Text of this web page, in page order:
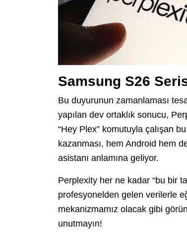
Samsung S26
Bu duyurunun zamanlaması
yapılan dev ortaklık sonucu,
“Hey Plex” komutuyla çalışan
kazanması, hem Android hem
asistanı anlamına geliyor.
Perplexity her ne kadar “bu bir
profesyonelden gelen verilerle
mekanizmamız olacak gibi
unutmayın!